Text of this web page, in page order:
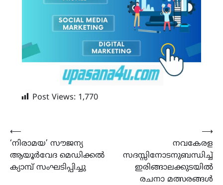
Post Views: 1,770
Post
navigation
⟵
‘നിരാമയ’ സൗജന്യ
ആയൂർവേദ മെഡിക്കൽ
ക്യാമ്പ് സംഘടിപ്പിച്ചു
നവകേരള
സദസ്സിനോടനുബന്ധിച്ച്
ഇരിങ്ങാലക്കുടയിൽ
രചനാ മത്സരങ്ങൾ
⟶